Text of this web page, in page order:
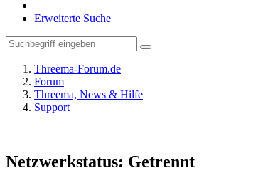
Erweiterte Suche
Threema-Forum.de
Forum
Threema, News & Hilfe
Support
Netzwerkstatus: Getrennt